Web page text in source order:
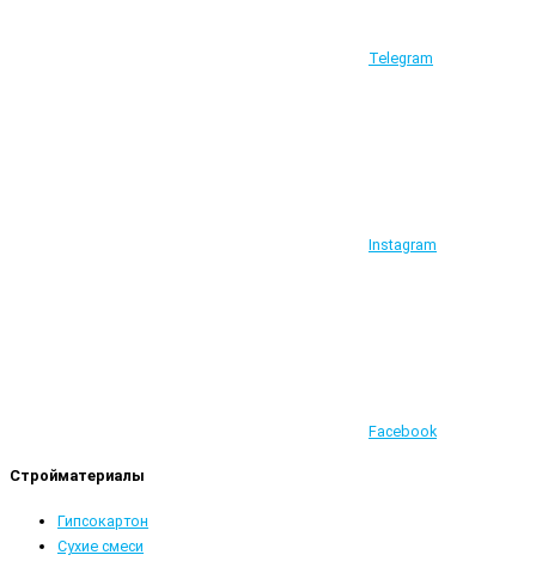
Telegram
Instagram
Facebook
Стройматериалы
Гипсокартон
Сухие смеси